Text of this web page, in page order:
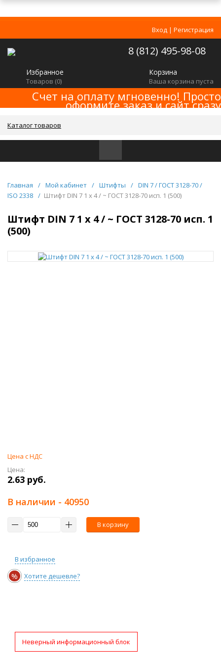
Вход | Регистрация
8 (812) 495-98-08
Избранное
Товаров (0)
Корзина
Ваша корзина пуста
Счет на оплату мгновенно! Просто
оформите заказ и сайт сразу
Каталог товаров
Главная / Мой кабинет / Штифты / DIN 7 / ГОСТ 3128-70 /
ISO 2338 / Штифт DIN 7 1 x 4 / ~ ГОСТ 3128-70 исп. 1 (500)
Штифт DIN 7 1 x 4 / ~ ГОСТ 3128-70 исп. 1
(500)
Цена с НДС
Цена:
2.63 руб.
В наличии - 40950
В корзину
В избранное
% Хотите дешевле?
Неверный информационный блок